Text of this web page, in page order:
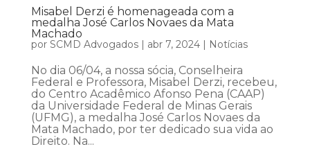
Misabel Derzi é homenageada com a
medalha José Carlos Novaes da Mata
Machado
por SCMD Advogados| abr 7, 2024| Notícias
No dia 06/04, a nossa sócia, Conselheira
Federal e Professora, Misabel Derzi, recebeu,
do Centro Acadêmico Afonso Pena (CAAP)
da Universidade Federal de Minas Gerais
(UFMG), a medalha José Carlos Novaes da
Mata Machado, por ter dedicado sua vida ao
Direito. Na...